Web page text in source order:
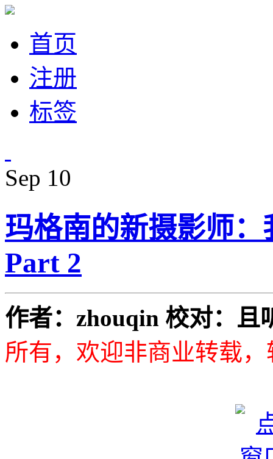
首页
注册
标签
Sep 10
玛格南的新摄影师
Part 2
作者：zhouqin 校对：且
所有，欢迎非商业转载